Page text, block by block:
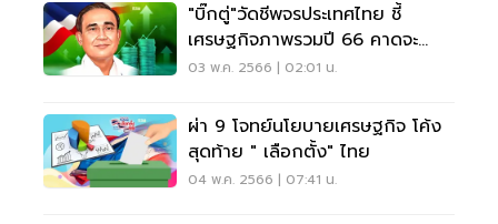
"บิ๊กตู่"วัดชีพจรประเทศไทย ชี้
เศรษฐกิจภาพรวมปี 66 คาดจะ
ขยายตัว 3.6%
03 พ.ค. 2566 | 02:01 น.
ผ่า 9 โจทย์นโยบายเศรษฐกิจ โค้ง
สุดท้าย " เลือกตั้ง" ไทย
04 พ.ค. 2566 | 07:41 น.